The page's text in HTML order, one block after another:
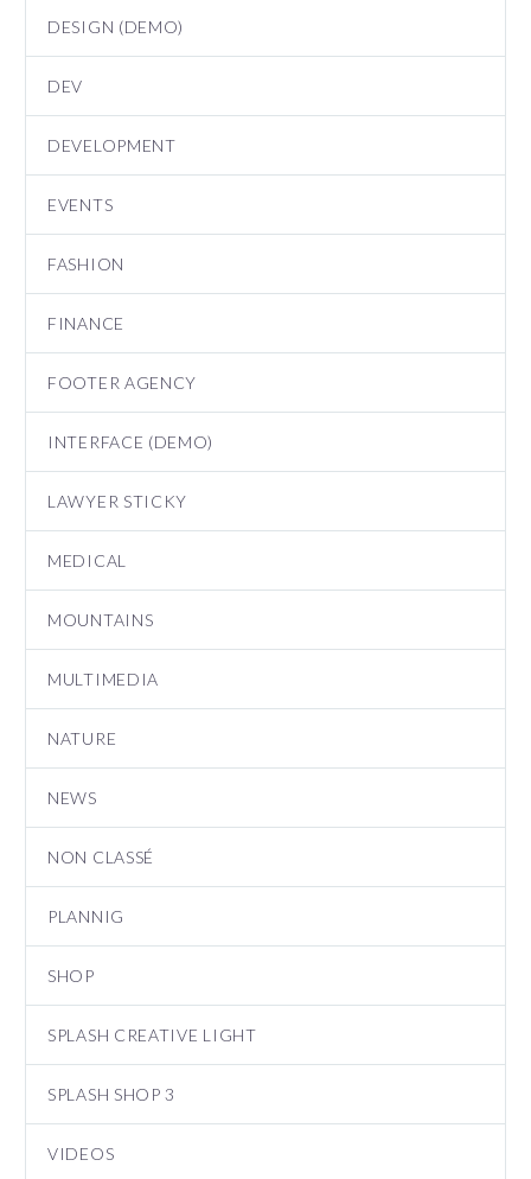
DESIGN (DEMO)
DEV
DEVELOPMENT
EVENTS
FASHION
FINANCE
FOOTER AGENCY
INTERFACE (DEMO)
LAWYER STICKY
MEDICAL
MOUNTAINS
MULTIMEDIA
NATURE
NEWS
NON CLASSÉ
PLANNIG
SHOP
SPLASH CREATIVE LIGHT
SPLASH SHOP 3
VIDEOS